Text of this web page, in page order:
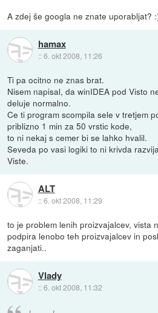
A zdej še googla ne znate uporabljat?
hamax
::6. okt 2008, 11:26
Ti pa ocitno ne znas brat.
Nisem napisal, da winIDEA pod Visto
deluje normalno.
Ce ti program scompila sele v tretjem
priblizno 1 min za 50 vrstic kode,
to ni nekaj s cemer bi se lahko hvalil.
Seveda po vasi logiki to ni krivda
Viste.
ALT
::6. okt 2008, 11:29
to je problem lenih proizvajalcev, vista
podpira lenobo teh proizvajalcev in
zaganjati..
Vlady
::6. okt 2008, 11:32